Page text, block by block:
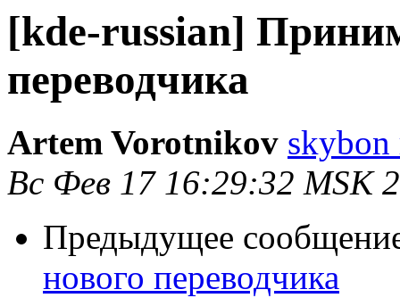
[kde-russian]
переводчика
Artem Vorotnikov skybon
Вс Фев 17 16:29:32 MSK
Предыдущее
нового переводчика